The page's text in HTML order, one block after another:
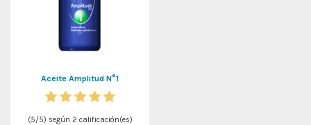
Aceite Amplitud N°1
(5/5) según 2 calificación(es)